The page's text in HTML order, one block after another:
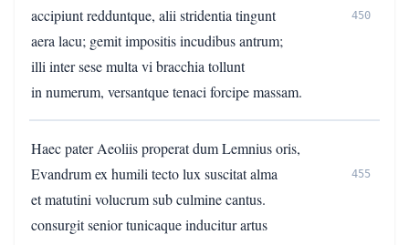
accipiunt redduntque, alii stridentia tingunt
450
aera lacu; gemit impositis incudibus antrum;
illi inter sese multa vi bracchia tollunt
in numerum, versantque tenaci forcipe massam.
Haec pater Aeoliis properat dum Lemnius oris,
Evandrum ex humili tecto lux suscitat alma
455
et matutini volucrum sub culmine cantus.
consurgit senior tunicaque inducitur artus